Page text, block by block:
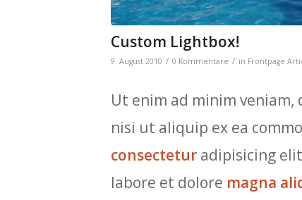
Custom Lightbox!
9. August 2010 / 0 Kommentare / in Frontpage
Ut enim ad minim veniam,
nisi ut aliquip ex ea
consectetur adipisicing
labore et dolore magna